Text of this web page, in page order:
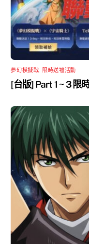
夢幻模擬戰 限時送禮活動
[台版] Part 1 ~ 3 限